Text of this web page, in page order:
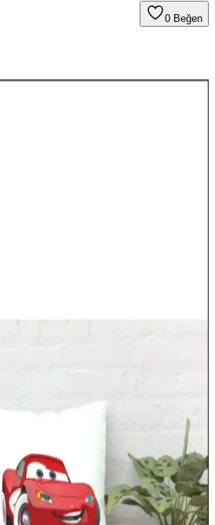
0 Beğen
İpuçları
renkli ve şık yatak örtüleri, estetik ve
Kaliteli malzemeler ve uyumlu
canlandırın.
ile Çocuk Odalarına Masalsı
odalarını masalsı hale getirir,
sağlar. Renkli ve detaylı tasarımlarla
katar.